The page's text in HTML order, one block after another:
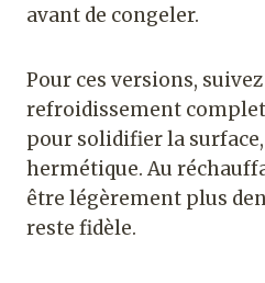
avant de congeler.
Pour ces versions,
refroidissement
pour solidifier la
hermétique. Au
être légèrement plus
reste fidèle.